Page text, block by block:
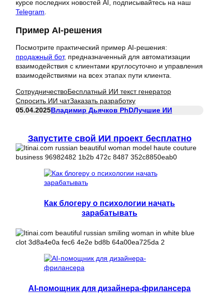
курсе последних новостей AI, подписывайтесь на наш
Telegram.
Пример AI-решения
Посмотрите практический пример AI-решения:
продажный бот, предназначенный для автоматизации
взаимодействия с клиентами круглосуточно и управления
взаимодействиями на всех этапах пути клиента.
СотрудничествоБесплатный ИИ текст генератор
Спросить ИИ чатЗаказать разработку
05.04.2025Владимир Дьячков PhDЛучшие ИИ
Запустите свой ИИ проект бесплатно
Как блогеру о психологии начать
зарабатывать
AI-помощник для дизайнера-фрилансера